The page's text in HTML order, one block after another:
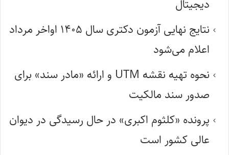
دیجیتال
نتایج نهایی آزمون دکتری سال ۱۴۰۵ اواخر مرداد
اعلام می‌شود
نحوه تهیه نقشه UTM و ارائه «مادر سند» برای
صدور سند مالکیت
پرونده «کلثوم اکبری» در حال رسیدگی در دیوان
عالی کشور است